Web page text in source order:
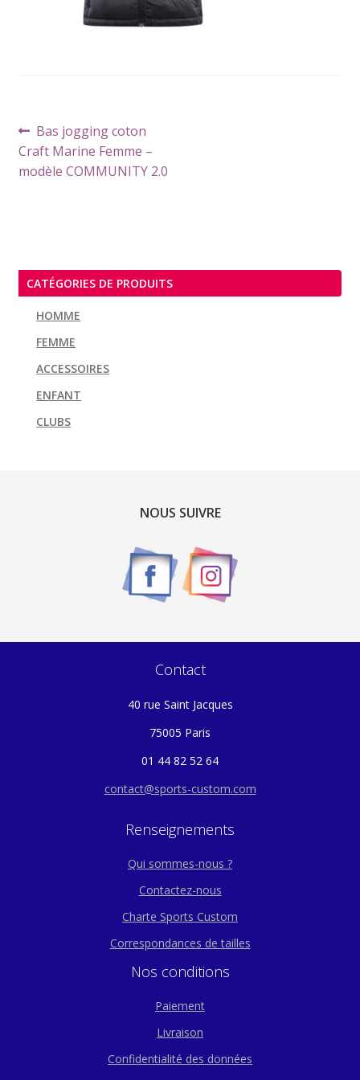
Navigation
de
l’article
Article
précédent :
Bas jogging coton
Craft Marine Femme –
modèle COMMUNITY 2.0
CATÉGORIES DE PRODUITS
HOMME
FEMME
ACCESSOIRES
ENFANT
CLUBS
NOUS SUIVRE
Contact
40 rue Saint Jacques
75005 Paris
01 44 82 52 64
contact@sports-custom.com
Renseignements
Qui sommes-nous ?
Contactez-nous
Charte Sports Custom
Correspondances de tailles
Nos conditions
Paiement
Livraison
Confidentialité des données